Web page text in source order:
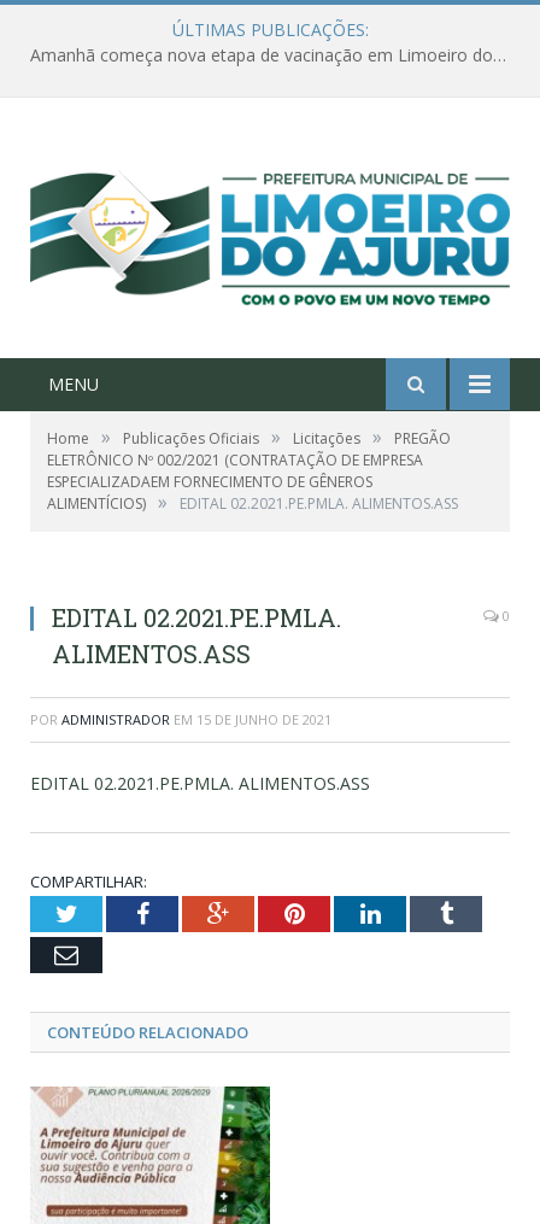
ÚLTIMAS PUBLICAÇÕES:
Amanhã começa nova etapa de vacinação em Limoeiro do Ajuru para idosos com 65 ou mais
MENU
Home » Publicações Oficiais » Licitações »
PREGÃO
ELETRÔNICO Nº 002/2021 (CONTRATAÇÃO DE EMPRESA
ESPECIALIZADAEM FORNECIMENTO DE GÊNEROS
ALIMENTÍCIOS) » EDITAL 02.2021.PE.PMLA. ALIMENTOS.ASS
EDITAL 02.2021.PE.PMLA.
ALIMENTOS.ASS
0
POR ADMINISTRADOR EM 15 DE JUNHO DE 2021
EDITAL 02.2021.PE.PMLA. ALIMENTOS.ASS
COMPARTILHAR:
TwitterFacebookGoogle+PinterestLinkedInTumblr
Email
CONTEÚDO RELACIONADO